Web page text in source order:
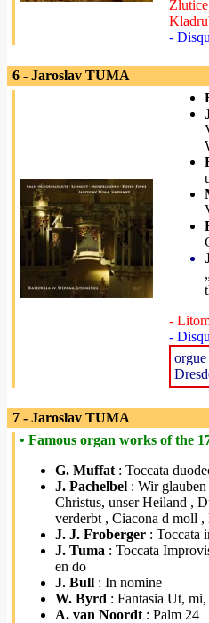
-
6 - Jaroslav TUMA
-
-
7 - Jaroslav TUMA
• Famous organ works of the
G. Muffat : Toccata
J. Pachelbel : Wir
Christus, unser Heiland ,
verderbt , Ciacona d moll
J. J. Froberger : Toccata
J. Tuma : Toccata
en do
J. Bull : In nomine
W. Byrd : Fantasia Ut, mi,
A. van Noordt : Palm 24